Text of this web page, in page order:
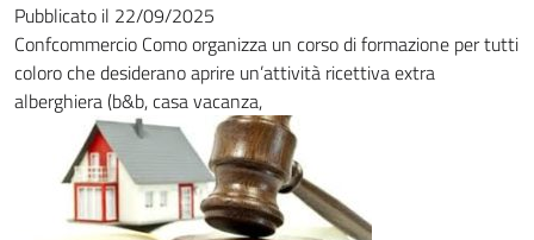
Pubblicato il 22/09/2025
Confcommercio Como organizza un corso di formazione per tutti
coloro che desiderano aprire un’attività ricettiva extra
alberghiera (b&b, casa vacanza,